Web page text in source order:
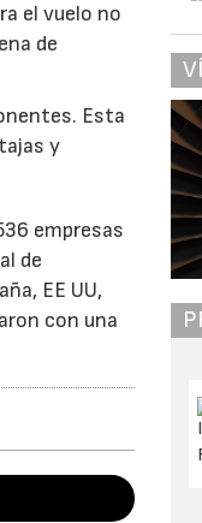
el vuelo no
de
Esta
y
empresas
de
EE UU,
con una